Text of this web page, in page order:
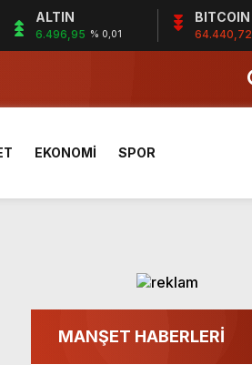
ALTIN
6.496,95 % 0,01
BITCOIN
64.440,72
15-16 Kasım’da Çanakkale’de!
16 Kasım’da Çanakkale’de!
EKONOMİ SPOR
MANŞET HABERLERİ